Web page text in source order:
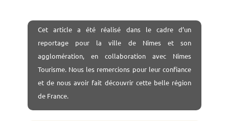
Cet article a été réalisé dans le cadre d’un
reportage pour la ville de Nîmes et son
agglomération, en collaboration avec Nîmes
Tourisme. Nous les remercions pour leur confiance
et de nous avoir fait découvrir cette belle région
de France.